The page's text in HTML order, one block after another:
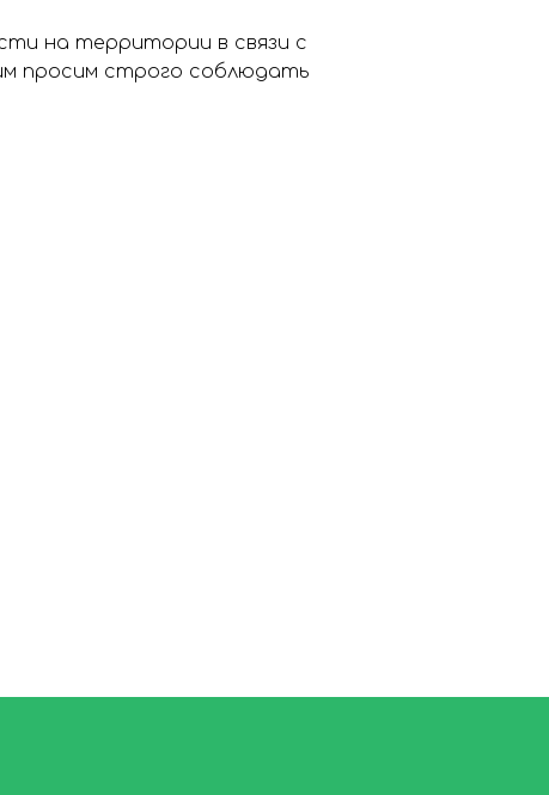
на территории в связи с
просим строго соблюдать